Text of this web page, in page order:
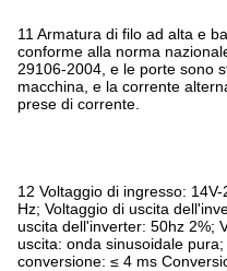
11 Armatura di filo ad alta e
conforme alla norma
29106-2004, e le porte sono
macchina, e la corrente
prese di corrente.
12 Voltaggio di ingresso:
Hz; Voltaggio di uscita
uscita dell'inverter: 50hz 2%;
uscita: onda sinusoidale
conversione: ≤ 4 ms